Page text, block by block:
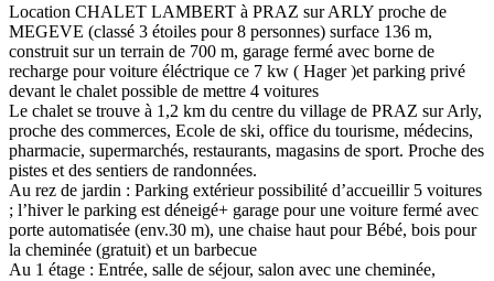
Location CHALET LAMBERT à PRAZ sur ARLY proche de
MEGEVE (classé 3 étoiles pour 8 personnes) surface 136 m,
construit sur un terrain de 700 m, garage fermé avec borne de
recharge pour voiture éléctrique ce 7 kw ( Hager )et parking privé
devant le chalet possible de mettre 4 voitures
Le chalet se trouve à 1,2 km du centre du village de PRAZ sur Arly,
proche des commerces, Ecole de ski, office du tourisme, médecins,
pharmacie, supermarchés, restaurants, magasins de sport. Proche des
pistes et des sentiers de randonnées.
Au rez de jardin : Parking extérieur possibilité d’accueillir 5 voitures
; l’hiver le parking est déneigé+ garage pour une voiture fermé avec
porte automatisée (env.30 m), une chaise haut pour Bébé, bois pour
la cheminée (gratuit) et un barbecue
Au 1 étage : Entrée, salle de séjour, salon avec une cheminée,